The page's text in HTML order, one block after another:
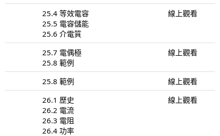
25.4 等效電容
25.5 電容儲能
25.6 介電質
線上觀看
25.7 電偶極
25.8 範例
線上觀看
25.8 範例
線上觀看
26.1 歷史
26.2 電流
26.3 電阻
26.4 功率
線上觀看